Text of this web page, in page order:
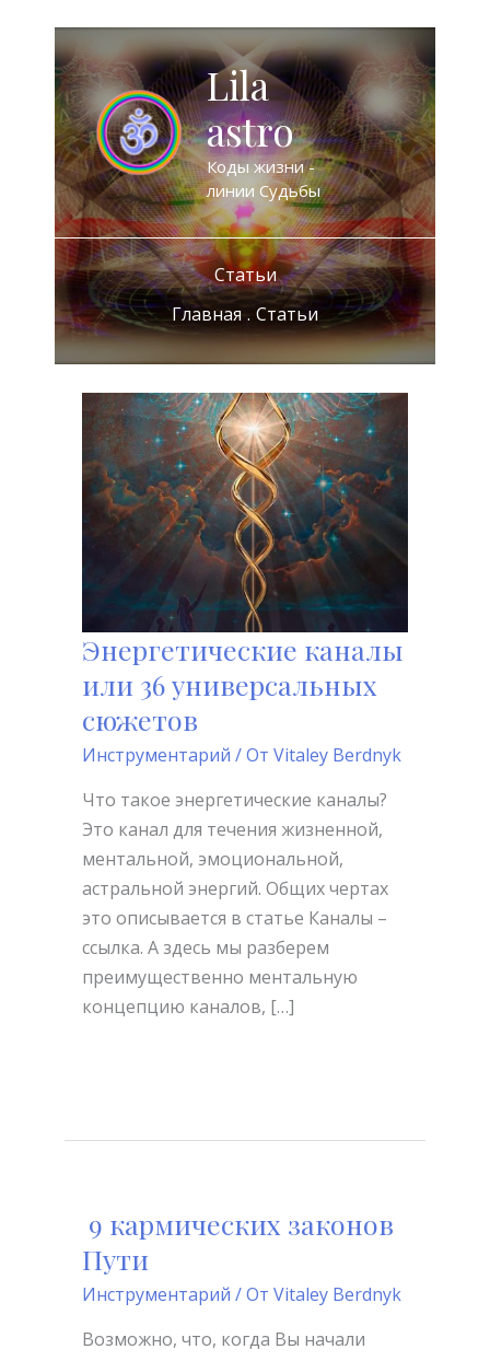
к
содержимому
Lila
astro
Коды жизни -
линии Судьбы
Главное
меню
Статьи
Главная Статьи
Энергетические каналы
или 36 универсальных
сюжетов
Инструментарий / От Vitaley Berdnyk
Что такое энергетические каналы?
Это канал для течения жизненной,
ментальной, эмоциональной,
астральной энергий. Общих чертах
это описывается в статье Каналы –
ссылка. А здесь мы разберем
преимущественно ментальную
концепцию каналов, […]
Энергетические
каналы
36
универсальных
сюжетов
9 кармических законов
Пути
Инструментарий / От Vitaley Berdnyk
Возможно, что, когда Вы начали
9
законов
Пути